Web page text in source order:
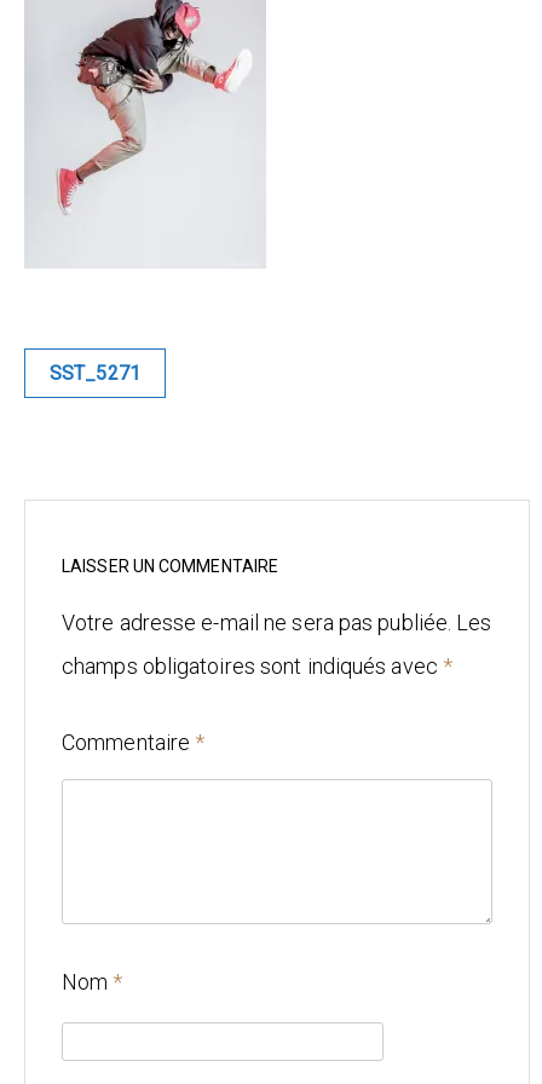
Equilibre
Renaissance
Afrofuturiste
Sunustreet
Fashion
Industrielle
Mariage
Architecture
Navigation
SST_5271
LAISSER UN COMMENTAIRE
Votre adresse e-mail ne sera pas publiée. Les
champs obligatoires sont indiqués avec *
Commentaire *
Nom *